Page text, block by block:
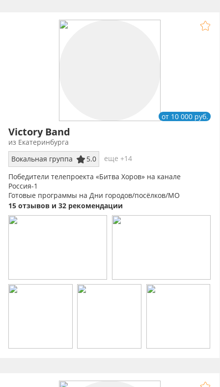
Victory Band
от 10 000 руб.
из Екатеринбурга
Вокальная группа
5.0
еще +14
Победители телепроекта «Битва Хоров» на канале
Россия-1
Готовые программы на Дни городов/посёлков/МО
Мужской ансамбль - это всегда красиво!
15 отзывов и 32 рекомендации